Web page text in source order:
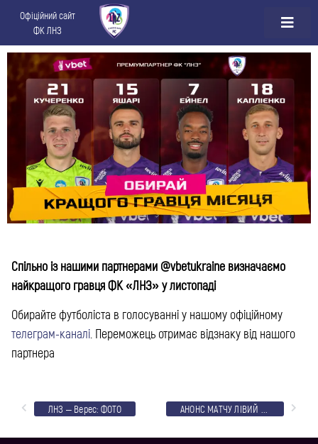
Офіційний сайт
ФК ЛНЗ
Спільно із нашими партнерами @vbetukraine визначаємо
найкращого гравця ФК «ЛНЗ» у листопаді
Обирайте футболіста в голосуванні у нашому офіційному
телеграм-каналі . Переможець отримає відзнаку від нашого
партнера
ЛНЗ – Верес: ФОТО